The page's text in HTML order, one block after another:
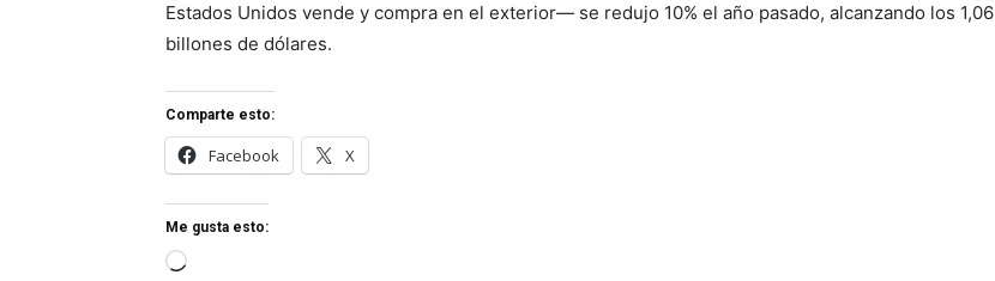
Estados Unidos vende y compra en el exterior— se redujo 10% el año pasado, alcanzando los 1,06
billones de dólares.
Comparte esto:
Facebook X
Me gusta esto:
Cargando...